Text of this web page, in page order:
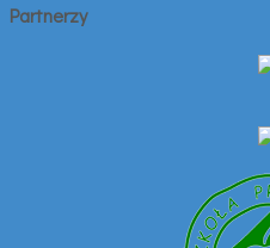
Partnerzy